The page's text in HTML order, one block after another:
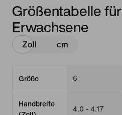
Größentabelle für
Erwachsene
Zoll cm
Größe 6
Handbreite
4.0 - 4.17